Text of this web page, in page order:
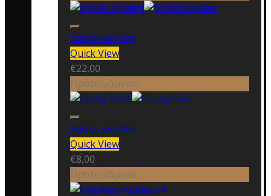
Add to wishlist
Quick View
€22,00
Προτεινόμενο
Add to wishlist
Quick View
€8,00
Προτεινόμενο